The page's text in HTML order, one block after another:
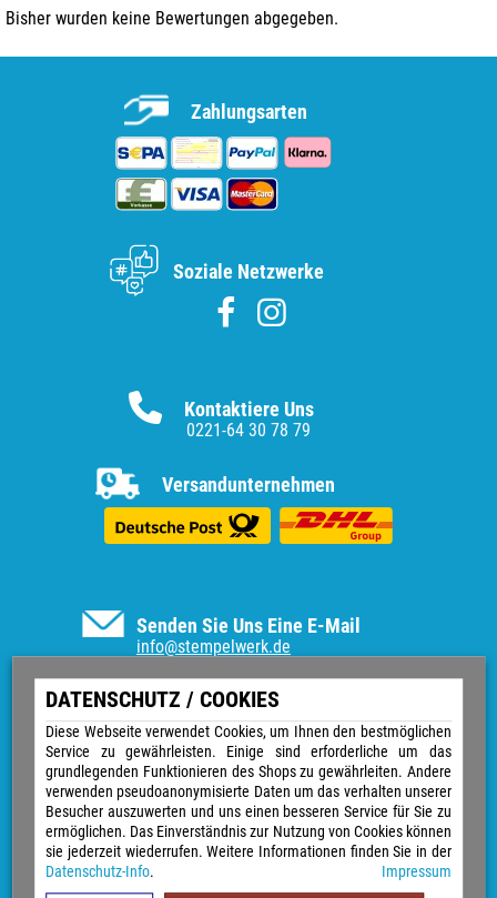
DATENSCHUTZ / COOKIES
Diese Webseite verwendet Cookies, um Ihnen den bestmöglichen
Service zu gewährleisten. Einige sind erforderliche um das
grundlegenden Funktionieren des Shops zu gewährleiten. Andere
verwenden pseudoanonymisierte Daten um das verhalten unserer
Besucher auszuwerten und uns einen besseren Service für Sie zu
ermöglichen. Das Einverständnis zur Nutzung von Cookies können
sie jederzeit wiederrufen. Weitere Informationen finden Sie in der
Datenschutz-Info. Impressum
Bisher wurden keine Bewertungen abgegeben.
Senden Sie Uns Eine E-Mail
info@stempelwerk.de
Informationen
Vertrag widerrufen
Kontakt
Über uns
Impressum
Versand & Zahlungsarten
Widerrufsrecht
Datenschutz
Sitemap
Kontaktiere Uns
0221-64 30 78 79
Versandunternehmen
Zahlungsarten
Soziale Netzwerke